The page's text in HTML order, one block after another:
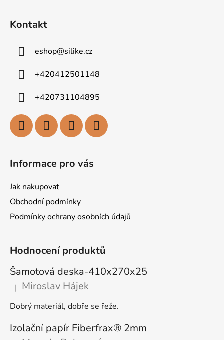
Kontakt
eshop@silike.cz
+420412501148
+420731104895
Informace pro vás
Jak nakupovat
Obchodní podmínky
Podmínky ochrany osobních údajů
Hodnocení produktů
Šamotová deska-410x270x25
Hodnocení produktu je 4 z 5 hvězdiček.
| Miroslav Hájek
Dobrý materiál, dobře se řeže.
Izolační papír Fiberfrax® 2mm